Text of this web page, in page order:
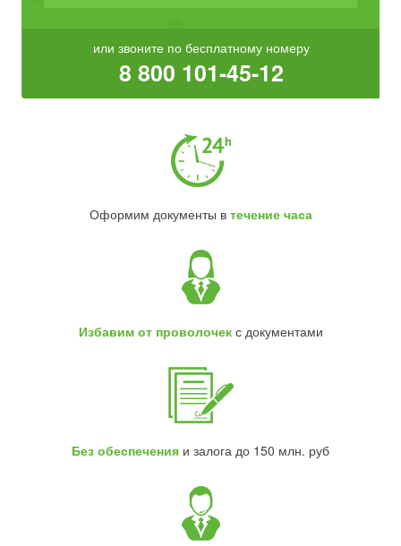
или звоните по бесплатному номеру
8 800 101-45-12
Оформим документы в течение часа
Избавим от проволочекс документами
Без обеспечения и залога до 150 млн. руб